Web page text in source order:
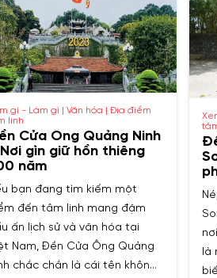
gì - Làm gì | Văn hóa | Địa điểm
linh
Cửa Ông Quảng Ninh
gìn giữ hồn thiêng
năm
bạn đang tìm kiếm một
đến tâm linh mang đậm
ấn lịch sử và văn hóa tại
Nam, Đền Cửa Ông Quảng
chắc chắn là cái tên không
là